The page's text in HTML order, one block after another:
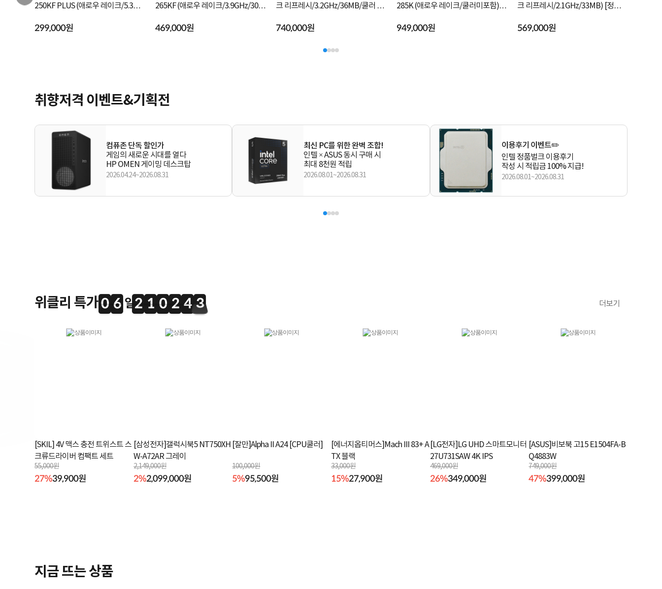
레이크 /2.50GHz/18MB) [정품박스/
298,000원
225F (애로우 레이크/3.3GHz/22M
235,000원
박스(엘더레이크/3.30GHz/12MB/
235,000원
245K (애로우 레이크/4.2GHz/26M
340,900원
터레이크 리프레시/2.1GHz/33MB/
584,000원
취향저격 이벤트&기획전
컴퓨존 단독 할인가
게임의 새로운 시대를 열다
HP OMEN 게이밍 데스크탑
2026.04.24~2026.08.31
최신 PC를 위한 완벽 조합!
인텔 × ASUS 동시 구매 시
최대 8천원 적립
2026.08.01~2026.08.31
이용후기 이벤트✏️
인텔 정품벌크 이용후기
작성 시 적립금 100% 지급!
2026.08.01~2026.08.31
위클리 특가0
0 6
6 2
2 1
1 0
0 2
2 4
4
4
4 2
3
2 더보기
[SKIL] 4V 맥스 충전 트위스트 스
크류드라이버 컴팩트 세트
55,000원
27%39,900원
[삼성전자]갤럭시북5 NT750XH
W-A72AR 그레이
2,149,000원
2%2,099,000원
[잘만]Alpha II A24 [CPU쿨러]
100,000원
5%95,500원
[에너지옵티머스]Mach III 83+ A
TX 블랙
33,000원
15%27,900원
[LG전자]LG UHD 스마트모니터
27U731SAW 4K IPS
469,000원
26%349,000원
[ASUS]비보북 고15 E1504FA-B
Q4883W
749,000원
47%399,000원
지금 뜨는 상품